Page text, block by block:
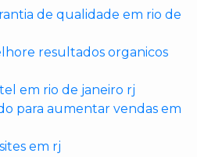
de qualidade em rio de
resultados organicos
em rio de janeiro rj
para aumentar vendas em
em rj